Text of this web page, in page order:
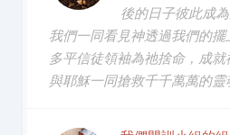
後的日子彼此成
我們一同看見神透過我們的
多平信徒領袖為祂捨命，成就
與耶穌一同搶救千千萬萬的靈